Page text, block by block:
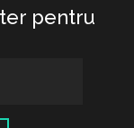
pentru